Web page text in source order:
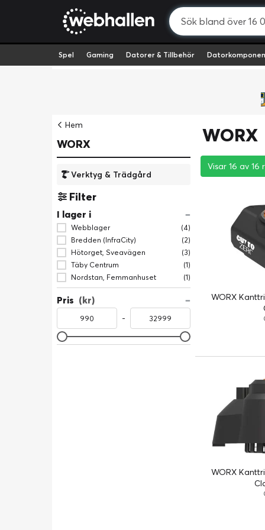
Spel Gaming Datorer & Tillbehör
Hem
WORX
Verktyg & Trädgård
Filter
I lager i
Webblager
(4)
Bredden (InfraCity)
(2)
Hötorget, Sveavägen
(3)
Täby Centrum
(1)
Nordstan, Femmanhuset
(1)
Pris (kr)
-
WORX
Visar 16 av 16
Visar 16 av 16
Visar 16 av 16
WORX
WORX